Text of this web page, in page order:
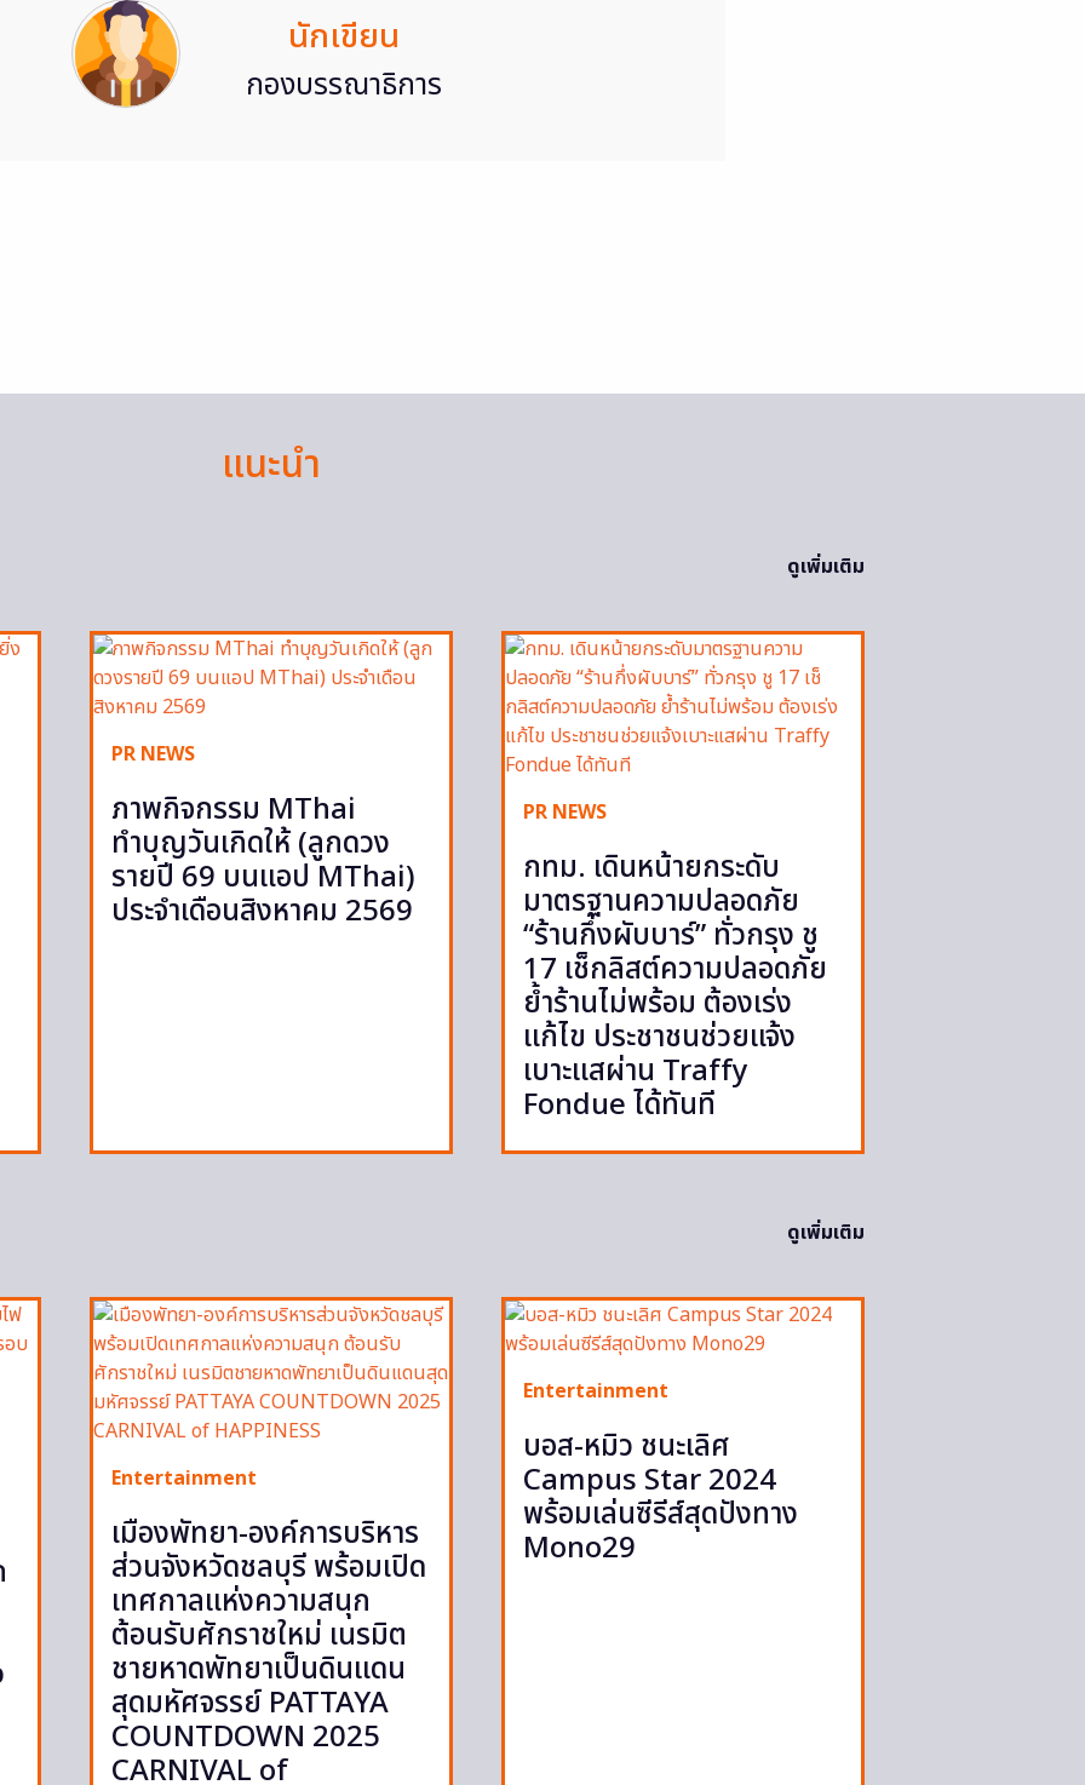
นักเขียน
กองบรรณาธิการ
แนะนำ
ดูเพิ่มเติม
PR NEWS
ภาพกิจกรรม MThai
ทำบุญวันเกิดให้ (ลูกดวง
รายปี 69 บนแอป MThai)
ประจำเดือนสิงหาคม 2569
PR NEWS
กทม. เดินหน้ายกระดับ
มาตรฐานความปลอดภัย
“ร้านกึ่งผับบาร์” ทั่วกรุง ชู
17 เช็กลิสต์ความปลอดภัย
ย้ำร้านไม่พร้อม ต้องเร่ง
แก้ไข ประชาชนช่วยแจ้ง
เบาะแสผ่าน Traffy
Fondue ได้ทันที
ดูเพิ่มเติม
Entertainment
เมืองพัทยา-องค์การบริหาร
ส่วนจังหวัดชลบุรี พร้อมเปิด
เทศกาลแห่งความสนุก
ต้อนรับศักราชใหม่ เนรมิต
ชายหาดพัทยาเป็นดินแดน
สุดมหัศจรรย์ PATTAYA
COUNTDOWN 2025
CARNIVAL of
Entertainment
บอส-หมิว ชนะเลิศ
Campus Star 2024
พร้อมเล่นซีรีส์สุดปังทาง
Mono29